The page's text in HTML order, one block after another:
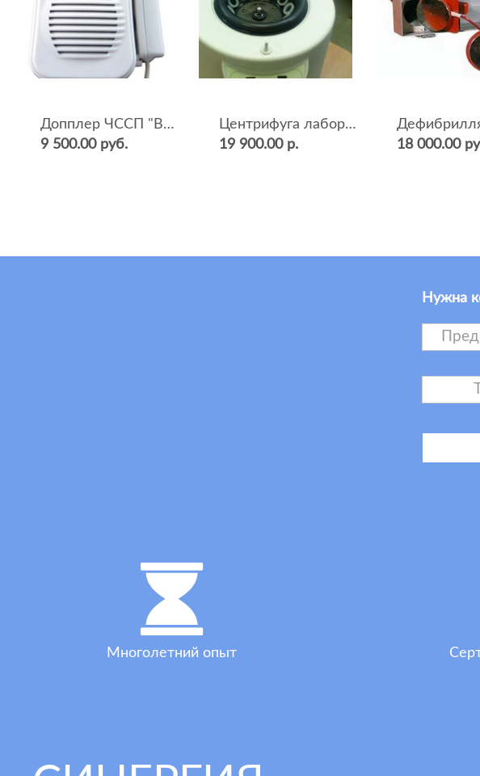
Допплер ЧССП "BF-500++" (фетальный, ультразвуковой)
9 500.00 руб.
Центрифуга лабораторная СМ-12 (4000 об.мин, 12 пробирок)
19 900.00 р.
18 000.00
Нужна
Многолетний опыт